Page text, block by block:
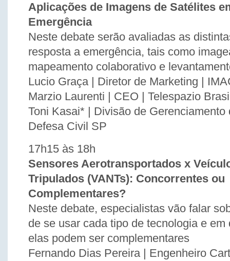
Aplicações de Imagens de Satélites
Emergência
Neste debate serão avaliadas as
resposta a emergência, tais como
mapeamento colaborativo e
Lucio Graça | Diretor de Marketing |
Marzio Laurenti | CEO | Telespazio
Toni Kasai* | Divisão de Gerenciamento
Defesa Civil SP
17h15 às 18h
Sensores Aerotransportados x
Tripulados (VANTs): Concorrentes ou
Complementares?
Neste debate, especialistas vão falar
de se usar cada tipo de tecnologia e em
elas podem ser complementares
Fernando Dias Pereira | Engenheiro